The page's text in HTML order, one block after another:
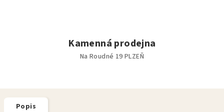
Kamenná prodejna
Na Roudné 19 PLZEŇ
Popis